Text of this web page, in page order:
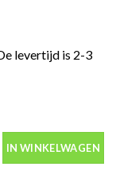
levertijd is 2-3
400ml aantal
IN WINKELWAGEN